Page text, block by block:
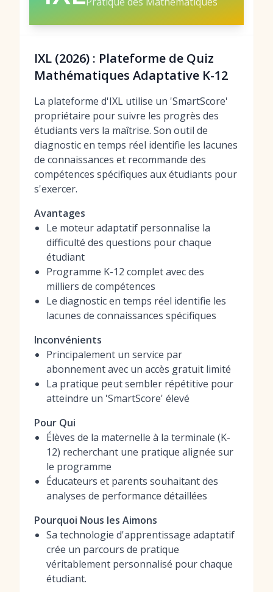
IXL (2026) : Plateforme de Quiz
Mathématiques Adaptative K-12
La plateforme d'IXL utilise un 'SmartScore'
propriétaire pour suivre les progrès des
étudiants vers la maîtrise. Son outil de
diagnostic en temps réel identifie les lacunes
de connaissances et recommande des
compétences spécifiques aux étudiants pour
s'exercer.
Avantages
Le moteur adaptatif personnalise la
difficulté des questions pour chaque
étudiant
Programme K-12 complet avec des
milliers de compétences
Le diagnostic en temps réel identifie les
lacunes de connaissances spécifiques
Inconvénients
Principalement un service par
abonnement avec un accès gratuit limité
La pratique peut sembler répétitive pour
atteindre un 'SmartScore' élevé
Pour Qui
Élèves de la maternelle à la terminale (K-
12) recherchant une pratique alignée sur
le programme
Éducateurs et parents souhaitant des
analyses de performance détaillées
Pourquoi Nous les Aimons
Sa technologie d'apprentissage adaptatif
crée un parcours de pratique
véritablement personnalisé pour chaque
étudiant.